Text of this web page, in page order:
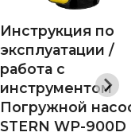
Инструкция по
эксплуатации /
работа с
инструментом
Погружной насос
STERN WP-900D